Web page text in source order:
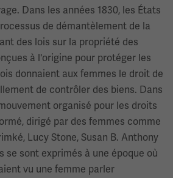
Dans les années 1830, les États
de démantèlement de la
des lois sur la propriété des
à l'origine pour protéger les
donnaient aux femmes le droit de
de contrôler des biens. Dans
organisé pour les droits
dirigé par des femmes comme
Lucy Stone, Susan B. Anthony
se sont exprimés à une époque où
vu une femme parler